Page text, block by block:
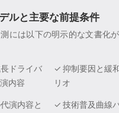
ルと主要な前提条件
には以下の明示的な文書化
ドライバ
内容
✓ 抑制要因と緩
リオ
演内容と
✓ 技術普及曲線